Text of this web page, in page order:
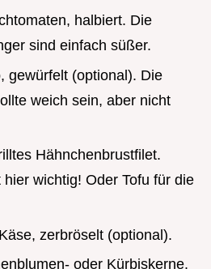
halbiert. Die
sind einfach süßer.
gewürfelt (optional). Die
weich sein, aber nicht
Hähnchenbrustfilet.
hier wichtig! Oder Tofu für die
zerbröselt (optional).
oder Kürbiskerne.